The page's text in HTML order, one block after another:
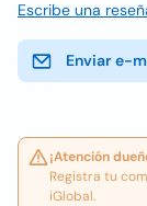
Escribe una
Enviar e-
¡Atención
Registra tu
iGlobal.